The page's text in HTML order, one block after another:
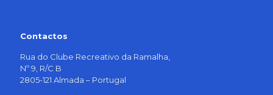
Contactos
Rua do Clube Recreativo da Ramalha,
Nº 9, R/C B
2805-121 Almada – Portugal